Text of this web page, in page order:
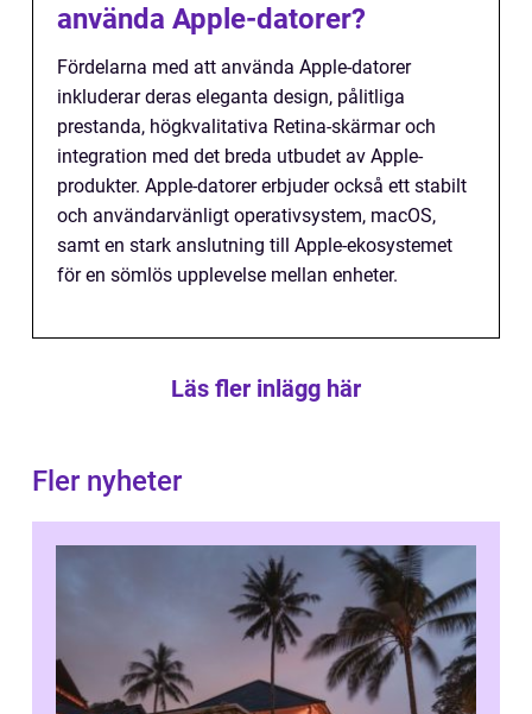
använda Apple-datorer?
Fördelarna med att använda Apple-datorer
inkluderar deras eleganta design, pålitliga
prestanda, högkvalitativa Retina-skärmar och
integration med det breda utbudet av Apple-
produkter. Apple-datorer erbjuder också ett stabilt
och användarvänligt operativsystem, macOS,
samt en stark anslutning till Apple-ekosystemet
för en sömlös upplevelse mellan enheter.
Läs fler inlägg här
Fler nyheter